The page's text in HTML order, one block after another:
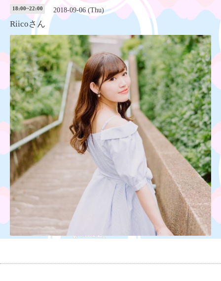
18:00~22:00 2018-09-06 (Thu)
Riicoさん